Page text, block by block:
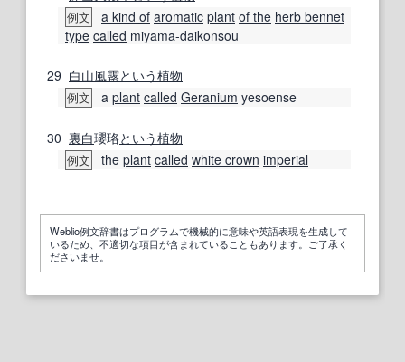
例文 a kind of aromatic plant of the herb bennet
type called miyama-daikonsou
29 白山風露という植物
例文 a plant called Geranium yesoense
30 裏白瓔珞という植物
例文 the plant called white crown imperial
Weblio例文辞書はプログラムで機械的に意味や英語表現を生成して
いるため、不適切な項目が含まれていることもあります。ご了承く
ださいませ。